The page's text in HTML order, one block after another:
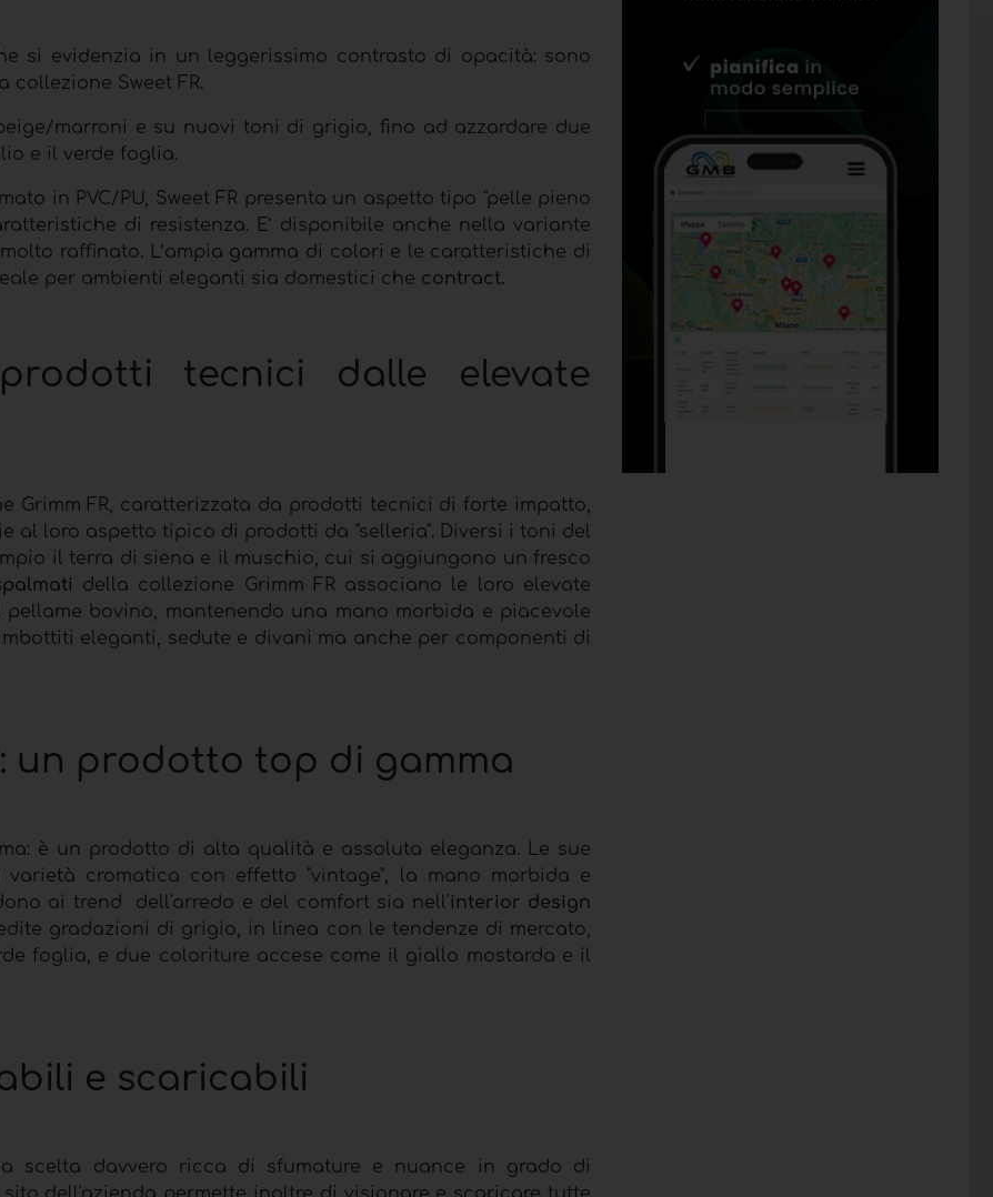
si evidenzia in un leggerissimo contrasto di opacità: sono
collezione Sweet FR.
marroni e su nuovi toni di grigio, fino ad azzardare due
e il verde foglia.
in PVC/PU, Sweet FR presenta un aspetto tipo "pelle pieno
di resistenza. E’ disponibile anche nella variante
raffinato. L’ampia gamma di colori e le caratteristiche di
per ambienti eleganti sia domestici che contract.
tecnici dalle elevate
Grimm FR, caratterizzata da prodotti tecnici di forte impatto,
loro aspetto tipico di prodotti da "selleria". Diversi i toni del
il terra di siena e il muschio, cui si aggiungono un fresco
della collezione Grimm FR associano le loro elevate
bovino, mantenendo una mano morbida e piacevole
imbottiti eleganti, sedute e divani ma anche per componenti di
un prodotto top di gamma
è un prodotto di alta qualità e assoluta eleganza. Le sue
cromatica con effetto "vintage", la mano morbida e
ai trend dell'arredo e del comfort sia nell'interior design
gradazioni di grigio, in linea con le tendenze di mercato,
foglia, e due coloriture accese come il giallo mostarda e il
e scaricabili
scelta davvero ricca di sfumature e nuance in grado di